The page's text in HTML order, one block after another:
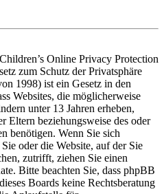
Online Privacy Protection
zum Schutz der Privatsphäre
1998) ist ein Gesetz in den
Websites, die möglicherweise
unter 13 Jahren erheben,
Eltern beziehungsweise des oder
benötigen. Wenn Sie sich
oder die Website, auf der Sie
zutrifft, ziehen Sie einen
Bitte beachten Sie, dass phpBB
Boards keine Rechtsberatung